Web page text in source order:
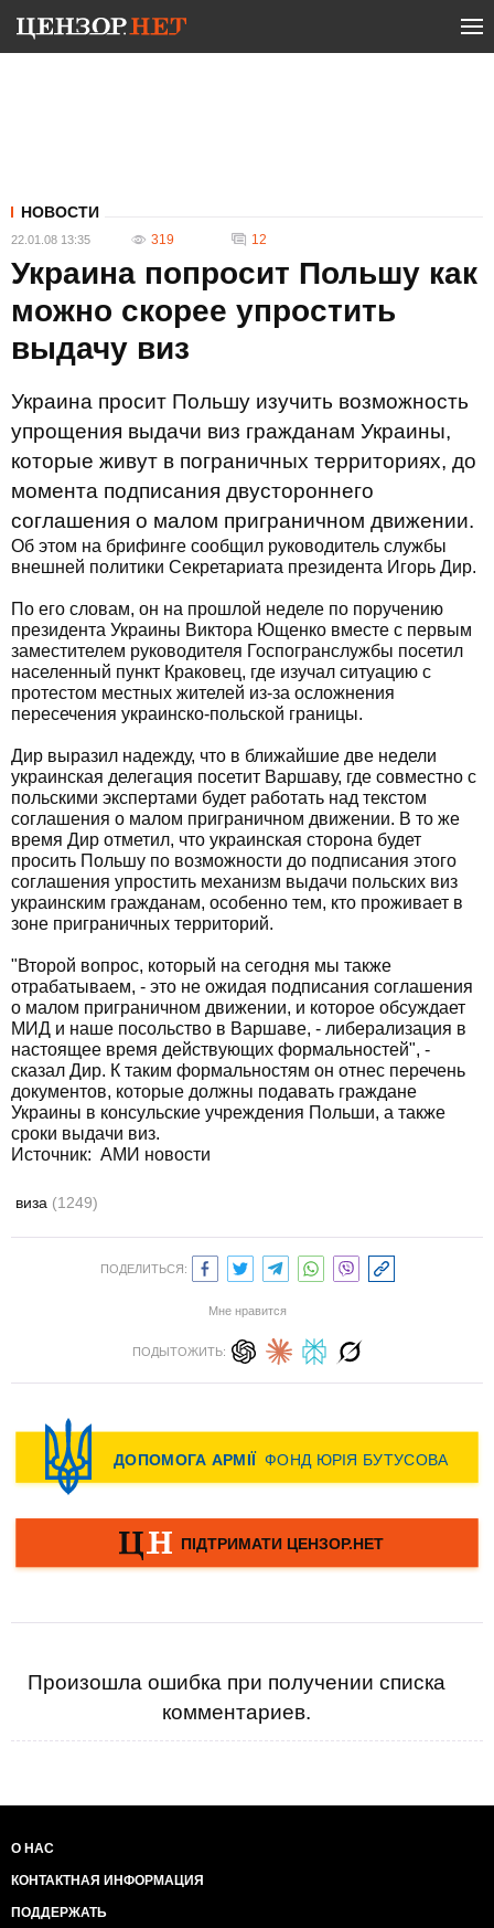
НОВОСТИ
22.01.08 13:35 319 12
Украина попросит Польшу как
можно скорее упростить
выдачу виз
Украина просит Польшу изучить возможность
упрощения выдачи виз гражданам Украины,
которые живут в пограничных территориях, до
момента подписания двустороннего
соглашения о малом приграничном движении.
Об этом на брифинге сообщил руководитель службы
внешней политики Секретариата президента Игорь Дир.
По его словам, он на прошлой неделе по поручению
президента Украины Виктора Ющенко вместе с первым
заместителем руководителя Госпогранслужбы посетил
населенный пункт Краковец, где изучал ситуацию с
протестом местных жителей из-за осложнения
пересечения украинско-польской границы.
Дир выразил надежду, что в ближайшие две недели
украинская делегация посетит Варшаву, где совместно с
польскими экспертами будет работать над текстом
соглашения о малом приграничном движении. В то же
время Дир отметил, что украинская сторона будет
просить Польшу по возможности до подписания этого
соглашения упростить механизм выдачи польских виз
украинским гражданам, особенно тем, кто проживает в
зоне приграничных территорий.
"Второй вопрос, который на сегодня мы также
отрабатываем, - это не ожидая подписания соглашения
о малом приграничном движении, и которое обсуждает
МИД и наше посольство в Варшаве, - либерализация в
настоящее время действующих формальностей", -
сказал Дир. К таким формальностям он отнес перечень
документов, которые должны подавать граждане
Украины в консульские учреждения Польши, а также
сроки выдачи виз.
Источник: АМИ новости
виза (1249)
ПОДЕЛИТЬСЯ:
Мне нравится
ПОДЫТОЖИТЬ:
Произошла ошибка при получении списка
комментариев.
О НАС
КОНТАКТНАЯ ИНФОРМАЦИЯ
ПОДДЕРЖАТЬ